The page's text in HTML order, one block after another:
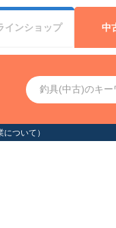
インショップ 中
ついて）